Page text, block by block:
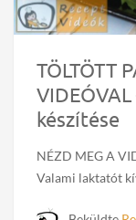
TÖLTÖTT
készítése
NÉZD MEG A
Valami laktatót